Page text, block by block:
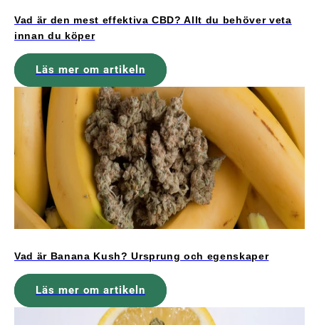
Vad är den mest effektiva CBD? Allt du behöver veta
innan du köper
Läs mer om artikeln
Vad är Banana Kush? Ursprung och egenskaper
Läs mer om artikeln